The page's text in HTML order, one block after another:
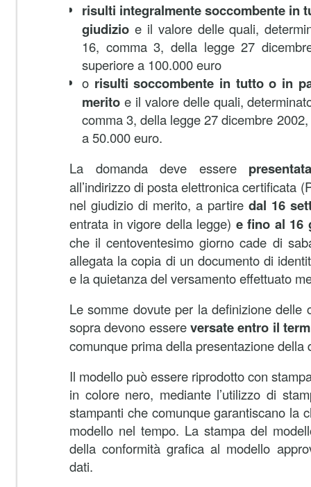
risulti integralmente soccombente in
giudizio e il valore delle quali,
16, comma 3, della legge 27
superiore a 100.000 euro
o risulti soccombente in tutto o in
merito e il valore delle quali,
comma 3, della legge 27 dicembre
a 50.000 euro.
La domanda deve essere
all’indirizzo di posta elettronica certificata
nel giudizio di merito, a partire dal 16
entrata in vigore della legge) e fino al 16
che il centoventesimo giorno cade di
allegata la copia di un documento di
e la quietanza del versamento effettuato
Le somme dovute per la definizione delle
sopra devono essereversate entro il
comunque prima della presentazione della
Il modello può essere riprodotto con
in colore nero, mediante l’utilizzo di
stampanti che comunque garantiscano la
modello nel tempo. La stampa del
della conformità grafica al modello
dati.